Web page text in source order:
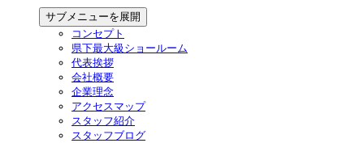
サブメニューを展開
コンセプト
県下最大級ショールーム
代表挨拶
会社概要
企業理念
アクセスマップ
スタッフ紹介
スタッフブログ